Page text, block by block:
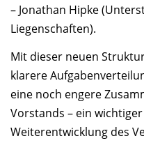
– Jonathan Hipke
Liegenschaften).
Mit dieser neuen
klarere
eine noch engere
Vorstands – ein
Weiterentwicklung des